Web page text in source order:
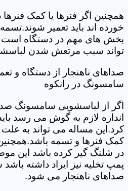
همچنین اگر فنرها یا کمک
خورده اند باید تعمیر
بخش های مهم در دستگاه
تواند سبب مرتعش شدن
صداهای ناهنجار از دستگاه و
سامسونگ در رانکوه
اگر از لباسشویی سامسونگ
اندازه لازم به گوش می رسد
کرد.این مساله می تواند به
کمک فنرها و تسمه
در شلنگ گیر کرده باشد این
پمپ تخلیه نیز ایراد داشته
صداهای ناهنجار می شود.